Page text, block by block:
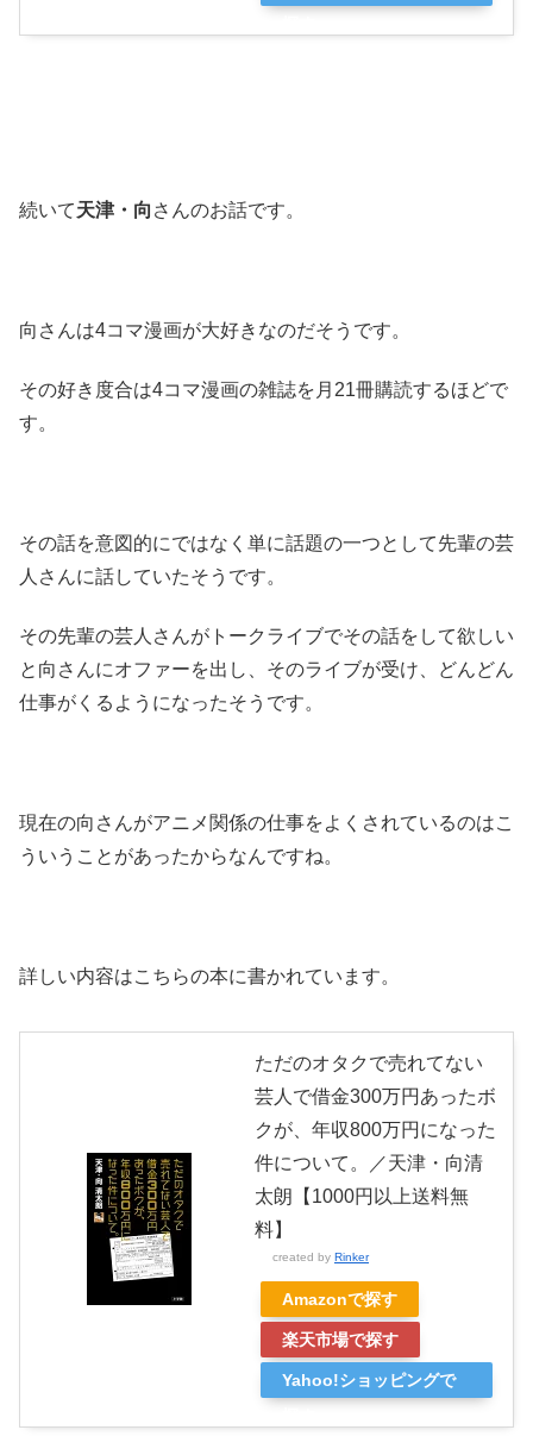
続いて天津・向 さんのお話です。
向さんは4コマ漫画が大好きなのだそうです。
その好き度合は4コマ漫画の雑誌を月21冊購読するほどで
す。
その話を意図的にではなく単に話題の一つとして先輩の芸
人さんに話していたそうです。
その先輩の芸人さんがトークライブでその話をして欲しい
と向さんにオファーを出し、そのライブが受け、どんどん
仕事がくるようになったそうです。
現在の向さんがアニメ関係の仕事をよくされているのはこ
ういうことがあったからなんですね。
詳しい内容はこちらの本に書かれています。
ただのオタクで売れてない
芸人で借金300万円あったボ
クが、年収800万円になった
件について。／天津・向清
太朗【1000円以上送料無
料】
created by Rinker
Amazonで探す
楽天市場で探す
Yahoo!ショッピングで